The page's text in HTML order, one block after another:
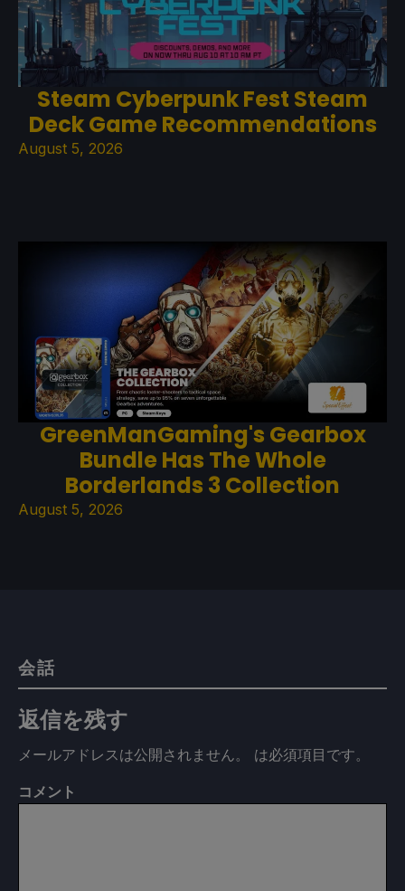
Steam Cyberpunk Fest Steam
Deck Game Recommendations
August 5, 2026
GreenManGaming's Gearbox
Bundle Has The Whole
Borderlands 3 Collection
August 5, 2026
会話
返信を残す
メールアドレスは公開されません。 は必須項目です。
コメント